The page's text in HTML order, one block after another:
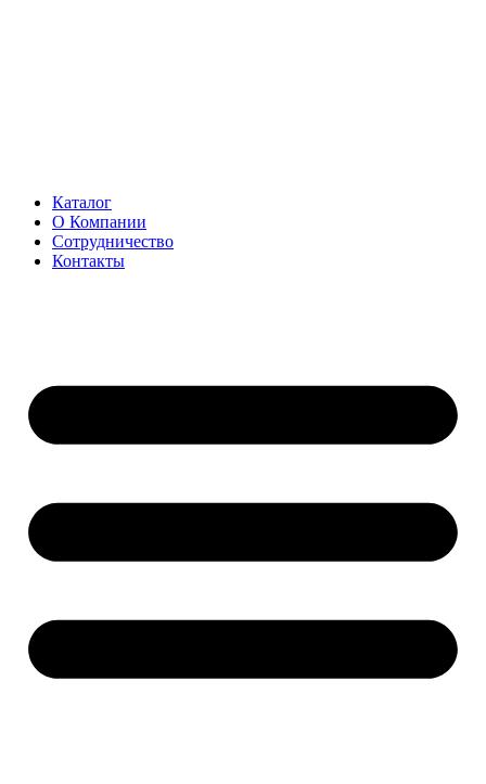
Каталог
О Компании
Сотрудничество
Контакты